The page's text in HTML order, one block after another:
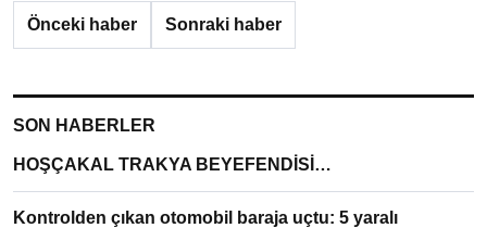
Önceki haber Sonraki haber
SON HABERLER
HOŞÇAKAL TRAKYA BEYEFENDİSİ…
Kontrolden çıkan otomobil baraja uçtu: 5 yaralı